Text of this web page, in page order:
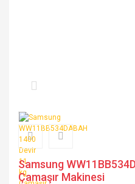
Samsung
Çamaşır Makinesi